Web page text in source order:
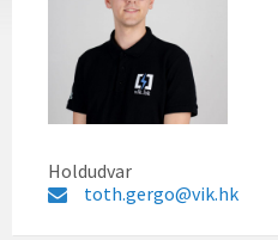
Holdudvar
toth.gergo@vik.hk